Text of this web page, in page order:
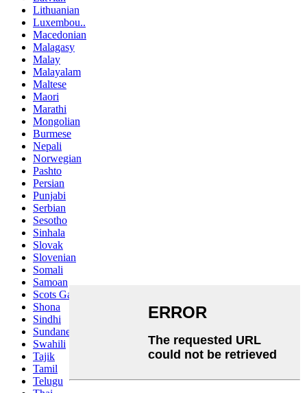
Lithuanian
Luxembou..
Macedonian
Malagasy
Malay
Malayalam
Maltese
Maori
Marathi
Mongolian
Burmese
Nepali
Norwegian
Pashto
Persian
Punjabi
Serbian
Sesotho
Sinhala
Slovak
Slovenian
Somali
Samoan
Scots Gaelic
Shona
Sindhi
Sundanese
Swahili
Tajik
Tamil
Telugu